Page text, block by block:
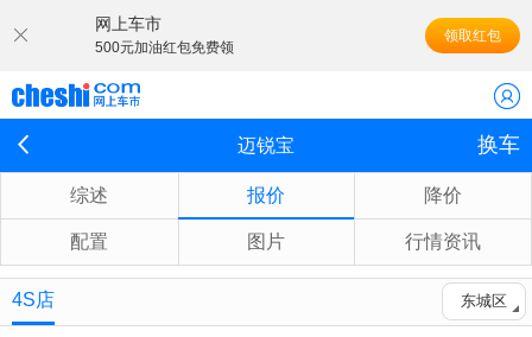
网上车市
500元加油红包免费领
领取红包
迈锐宝 换车
综述 报价 降价
配置 图片 行情资讯
4S店 东城区